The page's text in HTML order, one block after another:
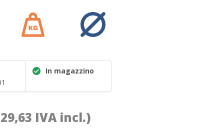
In magazzino
IVA incl.)